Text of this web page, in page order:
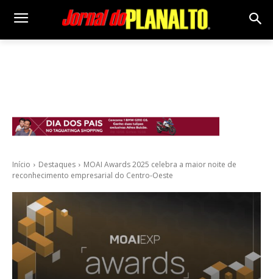
Início Destaques
MOAI Awards 2025 celebra a maior noite de
reconhecimento empresarial do Centro-Oeste